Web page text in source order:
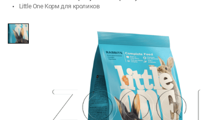
Little One Корм для кроликов